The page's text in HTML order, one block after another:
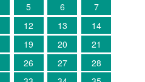
5 6
7
12 13
14
19 20
21
26 27
28